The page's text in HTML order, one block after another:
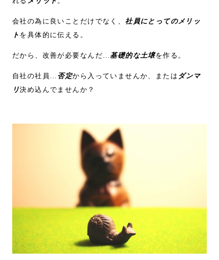
会社の為に良いことだけでなく、社員にとってのメリッ
トを具体的に伝える。
だから、改善が必要なんだ…基礎的な土壌を作る。
自社の社員… 否定から入っていませんか、または ダンマ
リ決め込んでませんか？